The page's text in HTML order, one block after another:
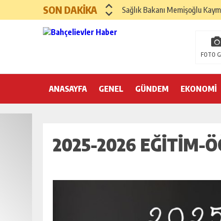
SON DAKİKA
Sağlık Bakanı Memişoğlu
İletişim Başkanı Duran’dan,
İBB’nin Teknoloji İştirakleri
FOTO
ANASAYFA GENEL GÜNDEM EKONOMİ
2025-2026 EĞITIM-